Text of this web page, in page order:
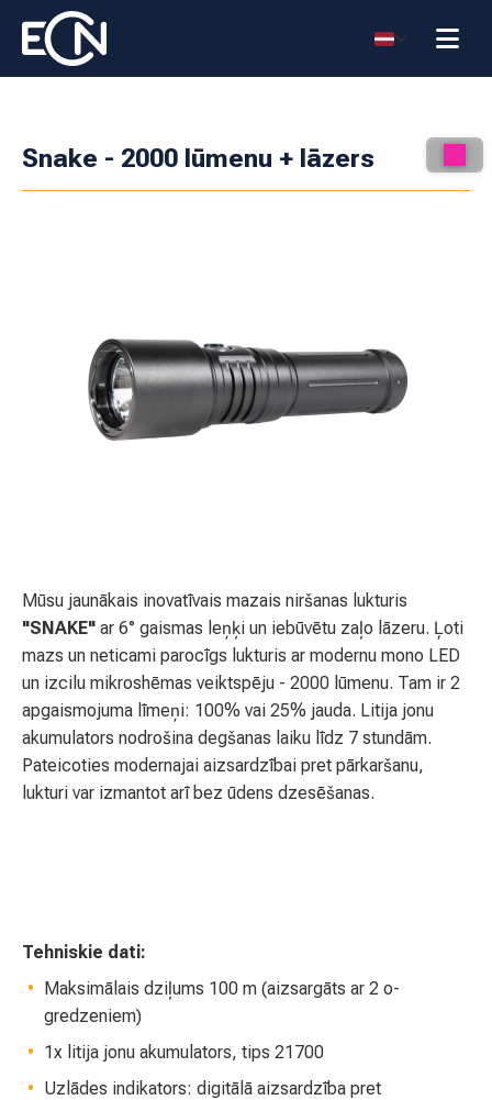
Snake - 2000 lūmenu + lāzers
Mūsu jaunākais inovatīvais mazais niršanas lukturis
"SNAKE" ar 6° gaismas leņķi un iebūvētu zaļo lāzeru. Ļoti
mazs un neticami parocīgs lukturis ar modernu mono LED
un izcilu mikroshēmas veiktspēju - 2000 lūmenu. Tam ir 2
apgaismojuma līmeņi: 100% vai 25% jauda. Litija jonu
akumulators nodrošina degšanas laiku līdz 7 stundām.
Pateicoties modernajai aizsardzībai pret pārkaršanu,
lukturi var izmantot arī bez ūdens dzesēšanas.
Tehniskie dati:
Maksimālais dziļums 100 m (aizsargāts ar 2 o-
gredzeniem)
1x litija jonu akumulators, tips 21700
Uzlādes indikators: digitālā aizsardzība pret